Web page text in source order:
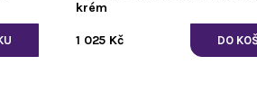
krém
1 025 Kč